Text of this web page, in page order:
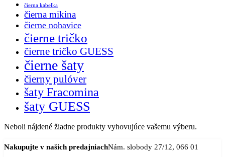
čierna kabelka
čierna mikina
čierne nohavice
čierne tričko
čierne tričko GUESS
čierne šaty
čierny pulóver
šaty Fracomina
šaty GUESS
Neboli nájdené žiadne produkty vyhovujúce vašemu výberu.
Nakupujte v našich predajniachNám. slobody 27/12, 066 01